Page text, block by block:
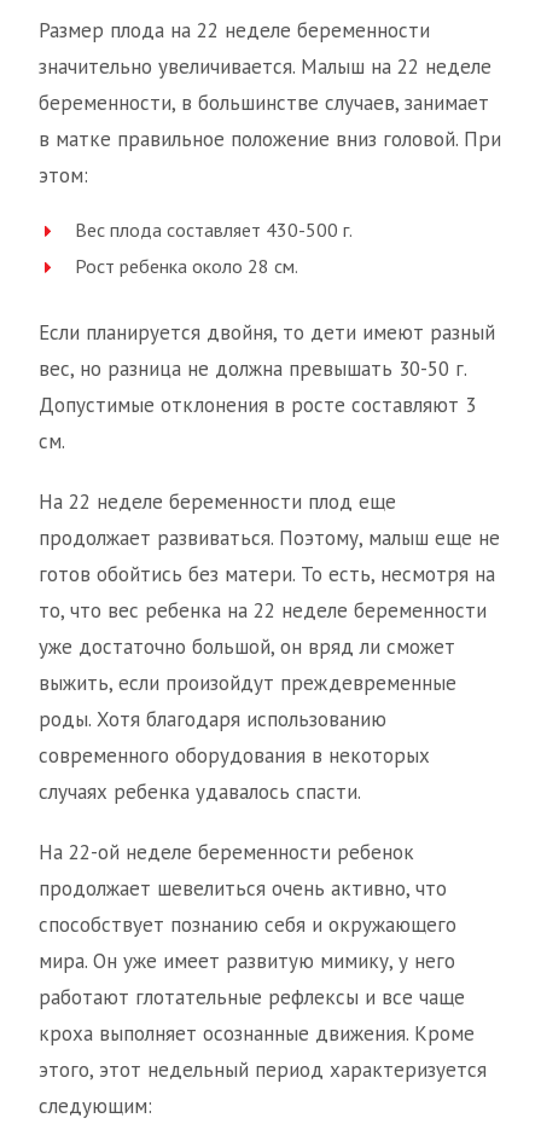
Размер плода на 22 неделе беременности
значительно увеличивается. Малыш на 22 неделе
беременности, в большинстве случаев, занимает
в матке правильное положение вниз головой. При
этом:
Вес плода составляет 430-500 г.
Рост ребенка около 28 см.
Если планируется двойня, то дети имеют разный
вес, но разница не должна превышать 30-50 г.
Допустимые отклонения в росте составляют 3
см.
На 22 неделе беременности плод еще
продолжает развиваться. Поэтому, малыш еще не
готов обойтись без матери. То есть, несмотря на
то, что вес ребенка на 22 неделе беременности
уже достаточно большой, он вряд ли сможет
выжить, если произойдут преждевременные
роды. Хотя благодаря использованию
современного оборудования в некоторых
случаях ребенка удавалось спасти.
На 22-ой неделе беременности ребенок
продолжает шевелиться очень активно, что
способствует познанию себя и окружающего
мира. Он уже имеет развитую мимику, у него
работают глотательные рефлексы и все чаще
кроха выполняет осознанные движения. Кроме
этого, этот недельный период характеризуется
следующим: